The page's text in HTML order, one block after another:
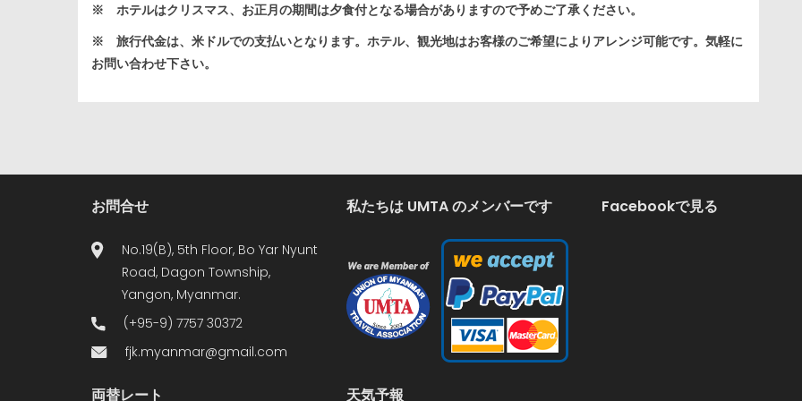
※ ホテルはクリスマス、お正月の期間は夕食付となる場合がありますので予めご了承ください。
※ 旅行代金は、米ドルでの支払いとなります。ホテル、観光地はお客様のご希望によりアレンジ可能です。気軽に
お問い合わせ下さい。
お問合せ
No.19(B), 5th Floor, Bo Yar Nyunt
Road, Dagon Township,
Yangon, Myanmar.
(+95-9) 7757 30372
fjk.myanmar@gmail.com
両替レート
私たちは UMTA のメンバーです
天気予報
Facebookで見る